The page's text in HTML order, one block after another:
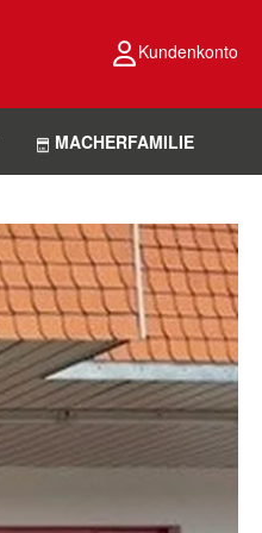
Kundenkonto
MACHERFAMILIE